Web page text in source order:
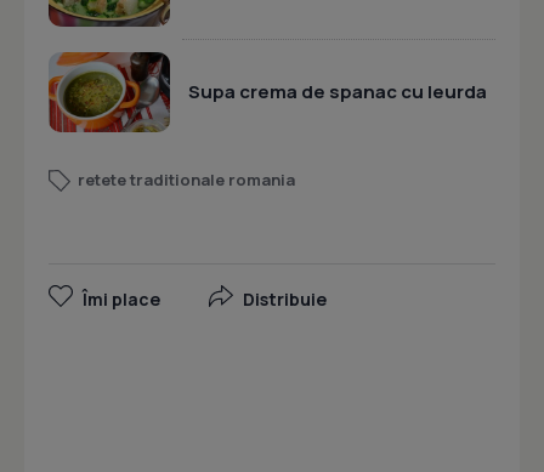
Supa crema de spanac cu leurda
retete traditionale romania
Îmi place Distribuie